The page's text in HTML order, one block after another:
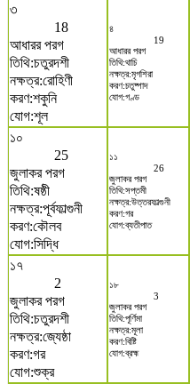
৩
18
আধারর পরগ
তিথি:চতুরদশী
নক্ষত্র:রোহিণী
করণ:শকুনি
যোগ:শূল
৪
19
আধারর পরগ
তিথি:থাচি
নক্ষত্র:মৃগশিরা
করণ:চতুষ্পাদ
যোগ:গণ্ড
১০
25
জুলাকর পরগ
তিথি:ষষ্ঠী
নক্ষত্র:পূর্বফাল্গুনী
করণ:কৌলব
যোগ:সিদ্ধি
১১
26
জুলাকর পরগ
তিথি:সপ্তমী
নক্ষত্র:উত্তরফাল্গুনী
করণ:গর
যোগ:ব্যতীপাত
১৭
2
জুলাকর পরগ
তিথি:চতুরদশী
নক্ষত্র:জ্যেষ্ঠা
করণ:গর
যোগ:শুক্র
১৮
3
জুলাকর পরগ
তিথি:পূর্ণিমা
নক্ষত্র:মূলা
করণ:বিষ্টি
যোগ:ব্রহ্ম